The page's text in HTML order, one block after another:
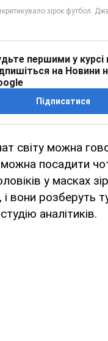
першими у
на Новини
Підписатися
світу можна
посадити
у масках
і вони розберуть
аналітиків.